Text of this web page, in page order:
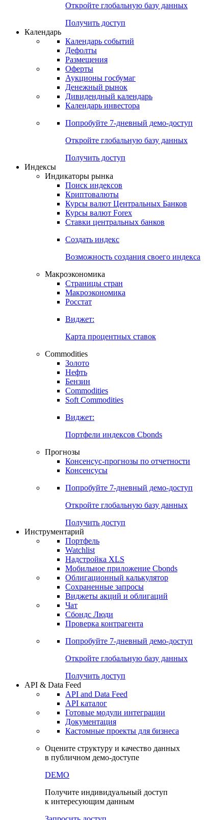
Откройте глобальную базу данных
Получить доступ
Календарь
Календарь событий
Дефолты
Размещения
Оферты
Аукционы госбумаг
Денежный рынок
Дивидендный календарь
Календарь инвестора
Попробуйте 7-дневный демо-доступ
Откройте глобальную базу данных
Получить доступ
Индексы
Индикаторы рынка
Поиск индексов
Криптовалюты
Курсы валют Центральных Банков
Курсы валют Forex
Ставки центральных банков
Создать индекс
Возможность создания своего индекса
Макроэкономика
Страницы стран
Макроэкономика
Росстат
Виджет:
Карта процентных ставок
Commodities
Золото
Нефть
Бензин
Commodities
Soft Commodities
Виджет:
Портфели индексов Cbonds
Прогнозы
Консенсус-прогнозы по отчетности
Консенсусы
Попробуйте 7-дневный демо-доступ
Откройте глобальную базу данных
Получить доступ
Инструментарий
Портфель
Watchlist
Надстройка XLS
Мобильное приложение Cbonds
Облигационный калькулятор
Сохраненные запросы
Виджеты акций и облигаций
Чат
Сбондс Люди
Проверка контрагента
Попробуйте 7-дневный демо-доступ
Откройте глобальную базу данных
Получить доступ
API & Data Feed
API and Data Feed
API каталог
Готовые модули интеграции
Документация
Кастомные проекты для бизнеса
Оцените структуру и качество данных
в публичном демо-доступе
DEMO
Получите индивидуальный доступ
к интересующим данным